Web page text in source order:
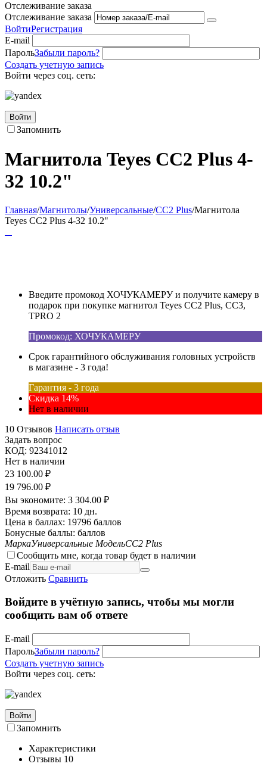
Отслеживание заказа
Отслеживание заказа
ВойтиРегистрация
E-mail
ПарольЗабыли пароль?
Создать учетную запись
Войти через соц. сеть:
Войти
Запомнить
Магнитола Teyes CC2 Plus 4-
32 10.2"
Главная/Магнитолы/Универсальные/CC2 Plus/Магнитола
Teyes CC2 Plus 4-32 10.2"
Введите промокод ХОЧУКАМЕРУ и получите камеру в
подарок при покупке магнитол Teyes CC2 Plus, CC3,
TPRO 2
Промокод: ХОЧУКАМЕРУ
Срок гарантийного обслуживания головных устройств
в магазине - 3 года!
Гарантия - 3 года
Скидка 14%
Нет в наличии
10 Отзывов Написать отзыв
Задать вопрос
КОД: 92341012
Нет в наличии
23 100.00 ₽
19 796.00 ₽
Вы экономите: 3 304.00 ₽
Время возврата: 10 дн.
Цена в баллах: 19796 баллов
Бонусные баллы: баллов
МаркаУниверсальные МодельCC2 Plus
Сообщить мне, когда товар будет в наличии
E-mail
Отложить Сравнить
Войдите в учётную запись, чтобы мы могли
сообщить вам об ответе
E-mail
ПарольЗабыли пароль?
Создать учетную запись
Войти через соц. сеть:
Войти
Запомнить
Характеристики
Отзывы 10